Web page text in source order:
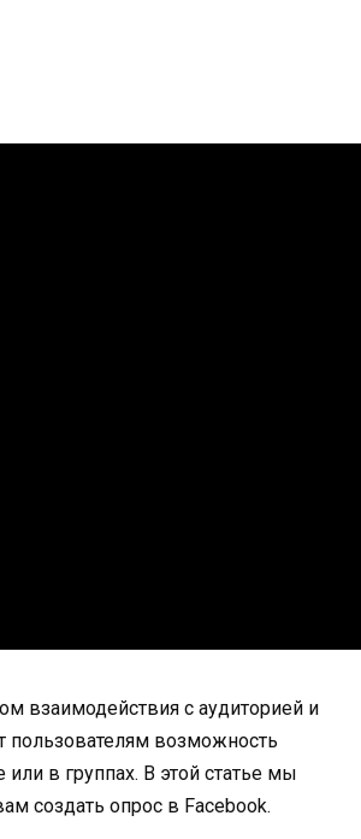
взаимодействия с аудиторией и
пользователям возможность
в группах. В этой статье мы
создать опрос в Facebook.